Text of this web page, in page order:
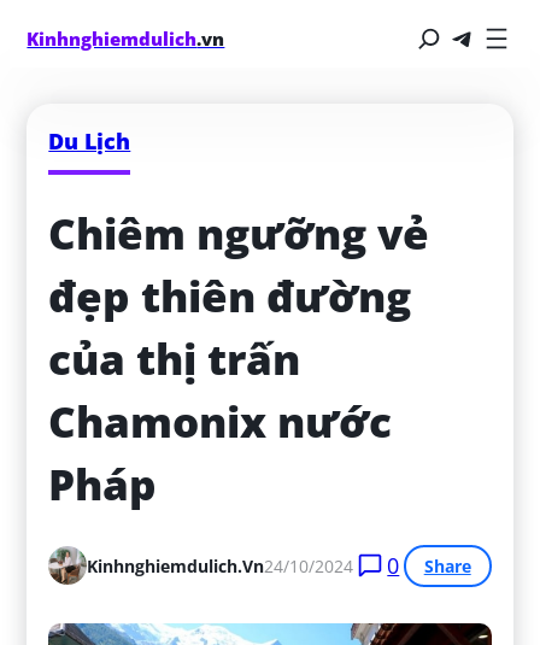
Kinhnghiemdulich.vn
Du Lịch
Chiêm ngưỡng vẻ
đẹp thiên đường
của thị trấn
Chamonix nước
Pháp
Kinhnghiemdulich.vn24/10/2024 0 Share